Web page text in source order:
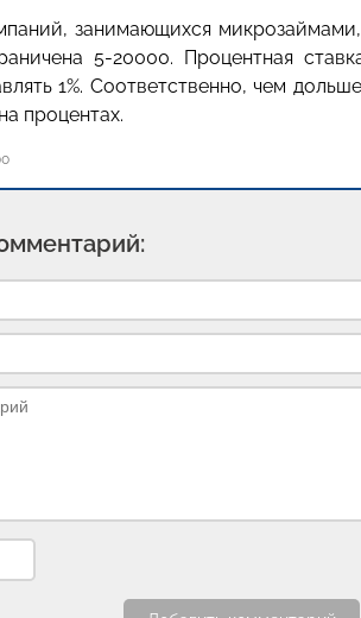
занимающихся
5-20000. Процентная
1%. Соответственно, чем
процентах.